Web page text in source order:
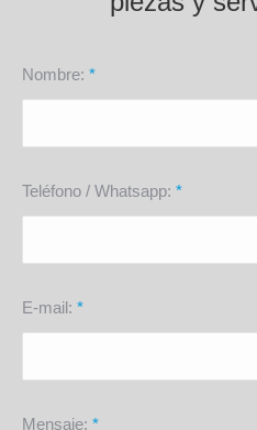
Nombre: *
Teléfono / Whatsapp: *
E-mail: *
Mensaje: *